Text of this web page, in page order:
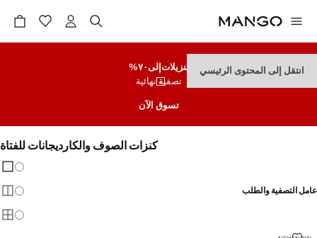
انتقل إلى المحتوى الرئيسي تنزيلاتإلى٧٠%
تصفية نهائية
تسوق الآن
كنزات الصوف والكارديجانات للفتاة
عامل التصفية والطلب